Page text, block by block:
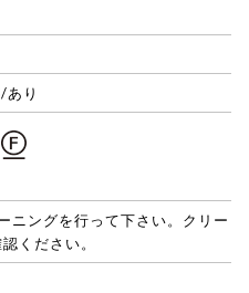
り
ニングを行って下さい。クリー
ください。